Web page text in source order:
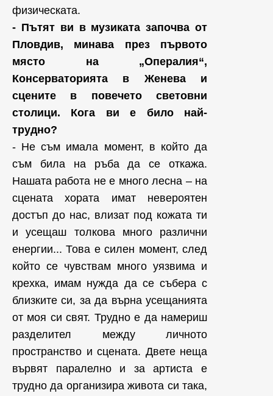
физическата.
- Пътят ви в музиката започва от
Пловдив, минава през първото
място на „Опералия“,
Консерваторията в Женева и
сцените в повечето световни
столици. Кога ви е било най-
трудно?
- Не съм имала момент, в който да
съм била на ръба да се откажа.
Нашата работа не е много лесна – на
сцената хората имат невероятен
достъп до нас, влизат под кожата ти
и усещаш толкова много различни
енергии... Това е силен момент, след
който се чувствам много уязвима и
крехка, имам нужда да се събера с
близките си, за да върна усещанията
от моя си свят. Трудно е да намериш
разделител между личното
пространство и сцената. Двете неща
вървят паралелно и за артиста е
трудно да организира живота си така,